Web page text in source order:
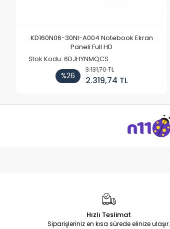
KD160N06-30NI-A004 Notebook Ekran
Paneli Full HD
Stok Kodu: 6DJHYNMQCS
%26
3.131,70 TL
2.319,74 TL
Hızlı Teslimat
Siparişleriniz en kısa sürede elinize ulaşır.